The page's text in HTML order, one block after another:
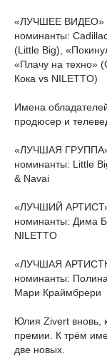
«ЛУЧШЕЕ ВИДЕО»
номинанты:
(Little Big),
«Плачу на техно»
Кока vs NILETTO)
Имена
продюсер и
«ЛУЧШАЯ
номинанты: Little
& Navai
«ЛУЧШИЙ
номинанты: Дима
NILETTO
«ЛУЧШАЯ
номинанты: Полина
Мари Краймбрери
Юлия Zivert вновь,
премии. К трём
две новых.